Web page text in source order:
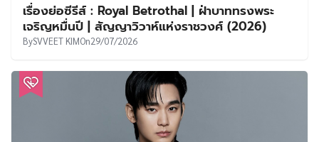
เรื่องย่อซีรีส์ : Royal Betrothal | ฝ่าบาททรงพระ
เจริญหมื่นปี | สัญญาวิวาห์แห่งราชวงศ์ (2026)
BySVVEET KIMOn29/07/2026